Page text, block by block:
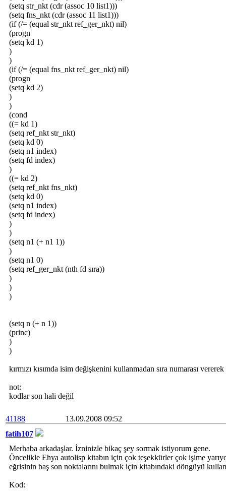
(setq str_nkt (cdr (assoc 10 list1)))
(setq fns_nkt (cdr (assoc 11 list1)))
(if (/= (equal str_nkt ref_ger_nkt) nil)
(progn
(setq kd 1)
)
)
(if (/= (equal fns_nkt ref_ger_nkt) nil)
(progn
(setq kd 2)
)
)
(cond
((= kd 1)
(setq ref_nkt str_nkt)
(setq kd 0)
(setq n1 index)
(setq fd index)
)
((= kd 2)
(setq ref_nkt fns_nkt)
(setq kd 0)
(setq n1 index)
(setq fd index)
)
)
(setq n1 (+ n1 1))
)
(setq n1 0)
(setq ref_ger_nkt (nth fd sıra))
)
)
)
(setq n (+ n 1))
(princ)
)
)
kırmızı kısımda isim değişkenini kullanmadan sıra numarası
not:
kodlar son hali değil
41188
13.09.2008 09:52
fatih107
Merhaba arkadaşlar. İzninizle bikaç şey sormak istiyorum gene.
Öncelikle Ehya autolisp kitabın için çok teşekkürler çok işime
eğrisinin baş son noktalarını bulmak için kitabındaki döngüyü
Kod: